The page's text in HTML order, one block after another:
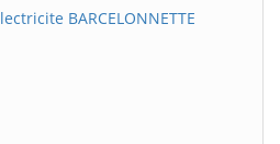
BARCELONNETTE